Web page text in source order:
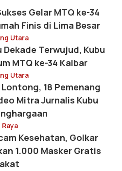
Gelar MTQ ke-34
Finis di Lima Besar
Utara
Terwujud, Kubu
MTQ ke-34 Kalbar
Utara
18 Pemenang
Mitra Jurnalis Kubu
Raya
Kesehatan, Golkar
1.000 Masker Gratis